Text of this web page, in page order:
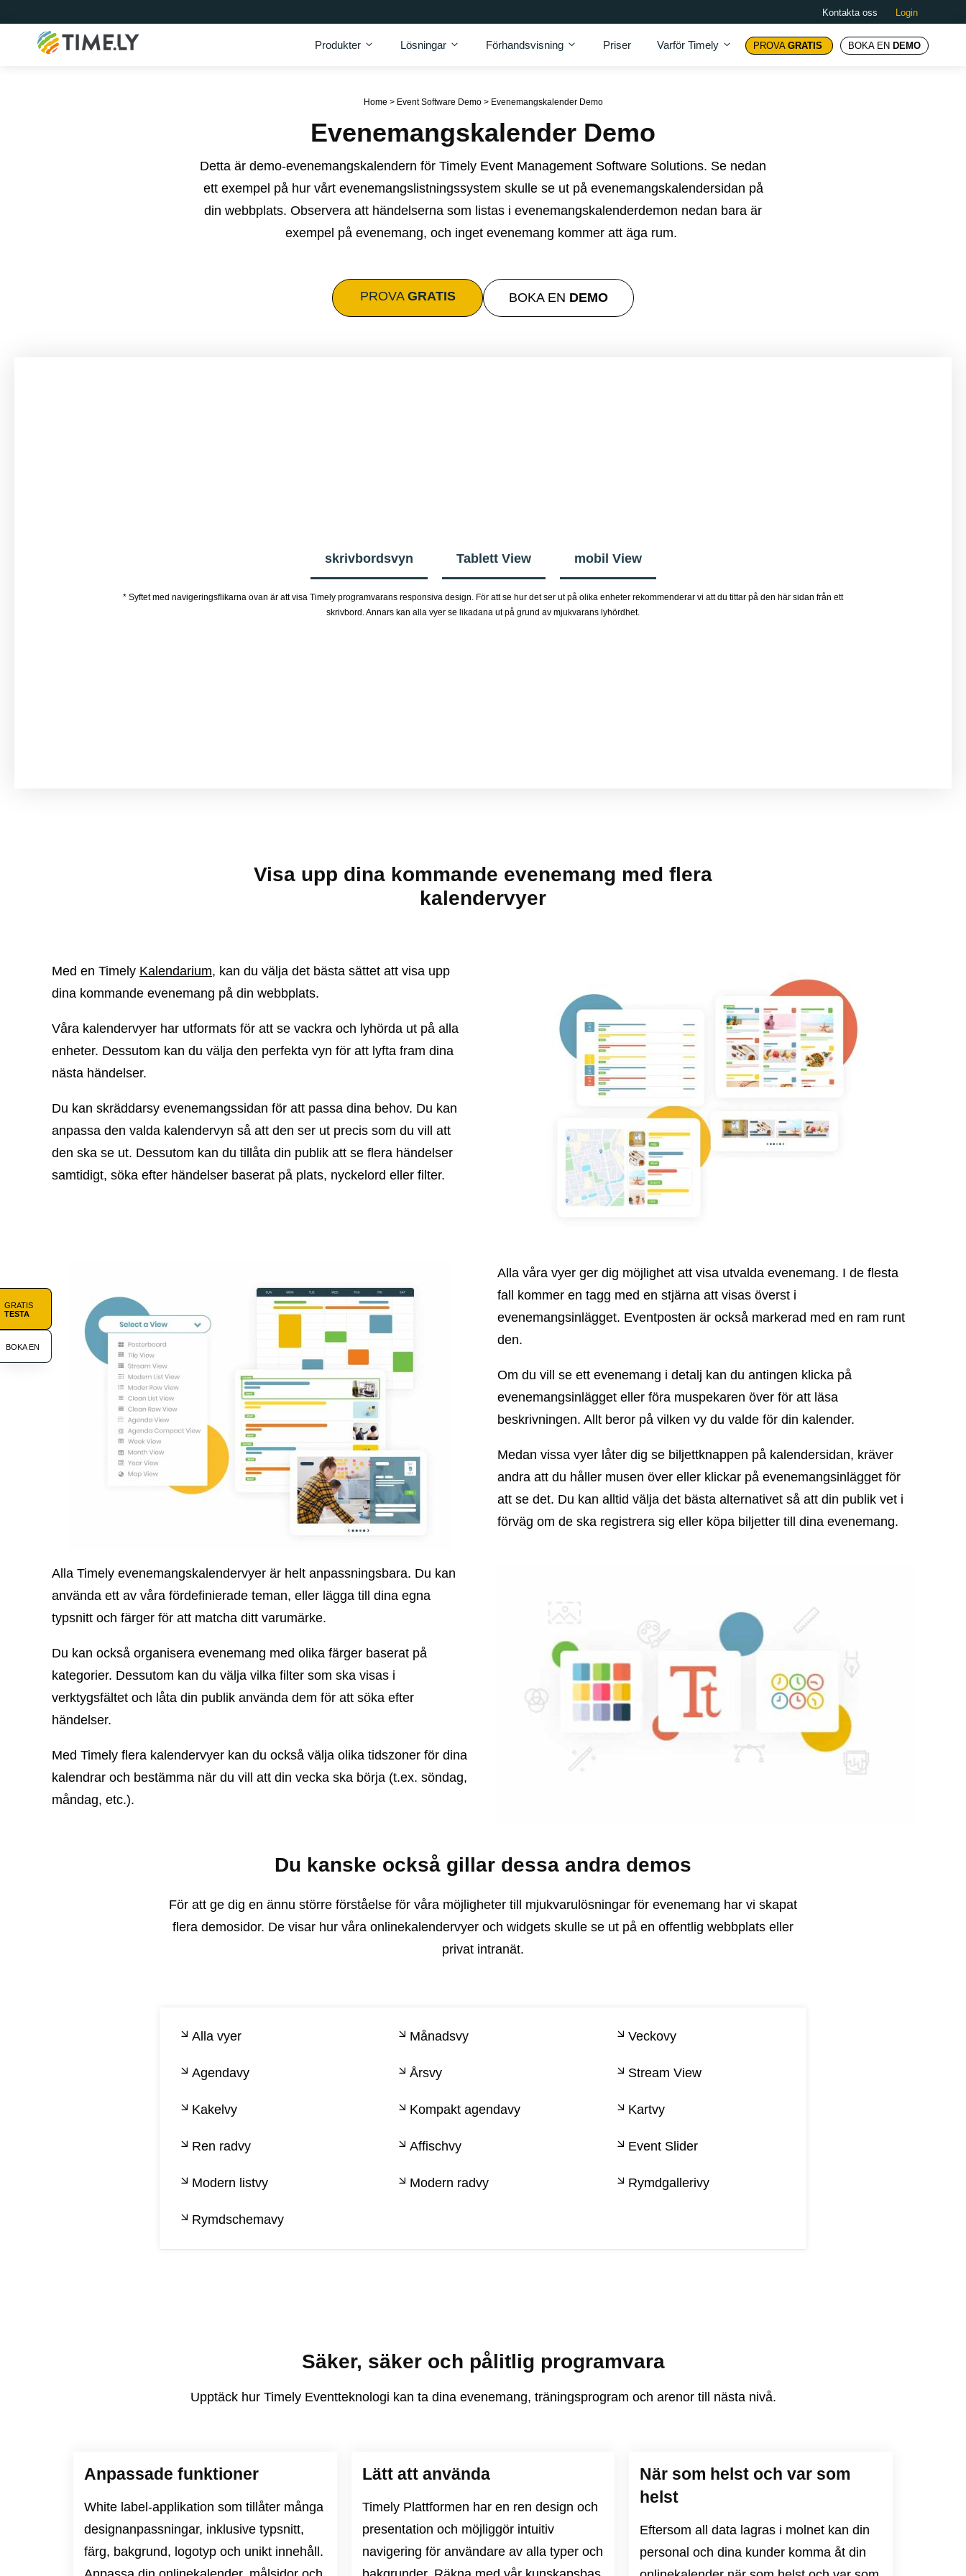
Kontakta oss Login
Timely
Produkter Lösningar Förhandsvisning Priser Varför Timely PROVA GRATIS BOKA EN DEMO
GRATIS
TESTA
BOKA EN
Home > Event Software Demo> Evenemangskalender Demo
Evenemangskalender Demo
Detta är demo-evenemangskalendern för Timely Event Management Software Solutions. Se nedan
ett exempel på hur vårt evenemangslistningssystem skulle se ut på evenemangskalendersidan på
din webbplats. Observera att händelserna som listas i evenemangskalenderdemon nedan bara är
exempel på evenemang, och inget evenemang kommer att äga rum.
PROVA GRATIS BOKA EN DEMO
skrivbordsvyn Tablett View mobil View
* Syftet med navigeringsflikarna ovan är att visa Timely programvarans responsiva design. För att se hur det ser ut på olika enheter rekommenderar vi att du tittar på den här sidan från ett
skrivbord. Annars kan alla vyer se likadana ut på grund av mjukvarans lyhördhet.
Visa upp dina kommande evenemang med flera
kalendervyer
Med en Timely Kalendarium, kan du välja det bästa sättet att visa upp
dina kommande evenemang på din webbplats.
Våra kalendervyer har utformats för att se vackra och lyhörda ut på alla
enheter. Dessutom kan du välja den perfekta vyn för att lyfta fram dina
nästa händelser.
Du kan skräddarsy evenemangssidan för att passa dina behov. Du kan
anpassa den valda kalendervyn så att den ser ut precis som du vill att
den ska se ut. Dessutom kan du tillåta din publik att se flera händelser
samtidigt, söka efter händelser baserat på plats, nyckelord eller filter.
Alla våra vyer ger dig möjlighet att visa utvalda evenemang. I de flesta
fall kommer en tagg med en stjärna att visas överst i
evenemangsinlägget. Eventposten är också markerad med en ram runt
den.
Om du vill se ett evenemang i detalj kan du antingen klicka på
evenemangsinlägget eller föra muspekaren över för att läsa
beskrivningen. Allt beror på vilken vy du valde för din kalender.
Medan vissa vyer låter dig se biljettknappen på kalendersidan, kräver
andra att du håller musen över eller klickar på evenemangsinlägget för
att se det. Du kan alltid välja det bästa alternativet så att din publik vet i
förväg om de ska registrera sig eller köpa biljetter till dina evenemang.
Alla Timely evenemangskalendervyer är helt anpassningsbara. Du kan
använda ett av våra fördefinierade teman, eller lägga till dina egna
typsnitt och färger för att matcha ditt varumärke.
Du kan också organisera evenemang med olika färger baserat på
kategorier. Dessutom kan du välja vilka filter som ska visas i
verktygsfältet och låta din publik använda dem för att söka efter
händelser.
Med Timely flera kalendervyer kan du också välja olika tidszoner för dina
kalendrar och bestämma när du vill att din vecka ska börja (t.ex. söndag,
måndag, etc.).
Du kanske också gillar dessa andra demos
För att ge dig en ännu större förståelse för våra möjligheter till mjukvarulösningar för evenemang har vi skapat
flera demosidor. De visar hur våra onlinekalendervyer och widgets skulle se ut på en offentlig webbplats eller
privat intranät.
Alla vyer Månadsvy Veckovy
Agendavy Årsvy Stream View
Kakelvy Kompakt agendavy Kartvy
Ren radvy Affischvy Event Slider
Modern listvy Modern radvy Rymdgallerivy
Rymdschemavy
Säker, säker och pålitlig programvara
Upptäck hur Timely Eventteknologi kan ta dina evenemang, träningsprogram och arenor till nästa nivå.
Anpassade funktioner
White label-applikation som tillåter många
designanpassningar, inklusive typsnitt,
färg, bakgrund, logotyp och unikt innehåll.
Lätt att använda
Timely Plattformen har en ren design och
presentation och möjliggör intuitiv
navigering för användare av alla typer och
När som helst och var som
helst
Eftersom all data lagras i molnet kan din
personal och dina kunder komma åt din